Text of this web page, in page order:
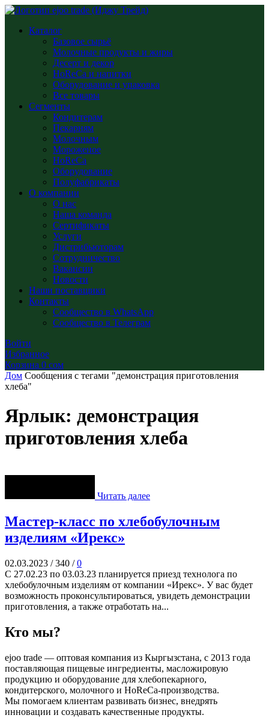
Каталог
Базовое сырьё
Молочные продукты и жиры
Десерт и декор
HoReCa и напитки
Оборудование и упаковка
Все товары
Сегменты
Кондитерам
Пекарням
Молочным
Мороженое
HoReCa
Оборудование
Полуфабрикаты
О компании
О нас
Наша команда
Сертификаты
Услуги
Дистрибьюторам
Сотрудничество
Вакансии
Новости
Наши поставщики
Контакты
Сообщество в WhatsApp
Сообщество в Телеграм
Войти
Избранное
Корзина 0 сом
Дом Сообщения с тегами "демонстрация приготовления
хлеба"
Ярлык: демонстрация
приготовления хлеба
Читать далее
Мастер-класс по хлебобулочным
изделиям «Ирекс»
02.03.2023 / 340 / 0
С 27.02.23 по 03.03.23 планируется приезд технолога по
хлебобулочным изделиям от компании «Ирекс». У вас будет
возможность проконсультироваться, увидеть демонстрации
приготовления, а также отработать на...
Кто мы?
ejoo trade — оптовая компания из Кыргызстана, с 2013 года
поставляющая пищевые ингредиенты, масложировую
продукцию и оборудование для хлебопекарного,
кондитерского, молочного и HoReCa-производства.
Мы помогаем клиентам развивать бизнес, внедрять
инновации и создавать качественные продукты.